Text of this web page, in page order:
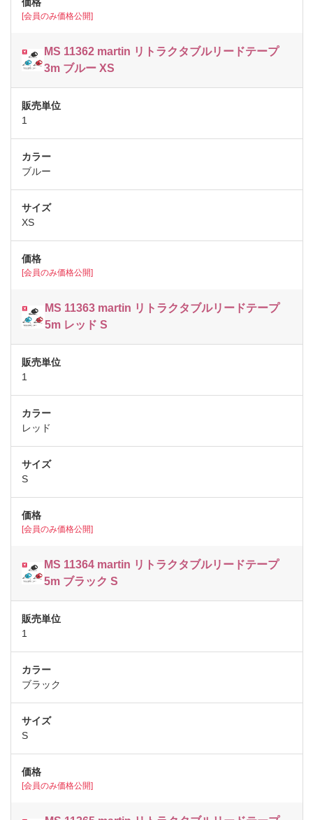
[会員のみ価格公開]
MS 11362 martin リトラクタブルリードテープ
3m ブルー XS
1
ブルー
XS
[会員のみ価格公開]
MS 11363 martin リトラクタブルリードテープ
5m レッド S
1
レッド
S
[会員のみ価格公開]
MS 11364 martin リトラクタブルリードテープ
5m ブラック S
1
ブラック
S
[会員のみ価格公開]